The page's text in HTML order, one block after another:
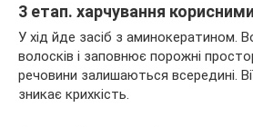
3 етап. харчування
У хід йде засіб з аминокератином.
волосків і заповнює порожні
речовини залишаються всередині.
зникає крихкість.